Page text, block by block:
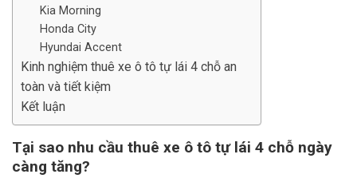
Kia Morning
Honda City
Hyundai Accent
Kinh nghiệm thuê xe ô tô tự lái 4 chỗ an
toàn và tiết kiệm
Kết luận
Tại sao nhu cầu thuê xe ô tô tự lái 4 chỗ ngày
càng tăng?